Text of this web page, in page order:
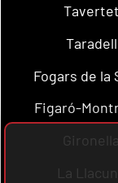
Tavertet
Taradell
Fogars de la
Figaró-
Gironella
La